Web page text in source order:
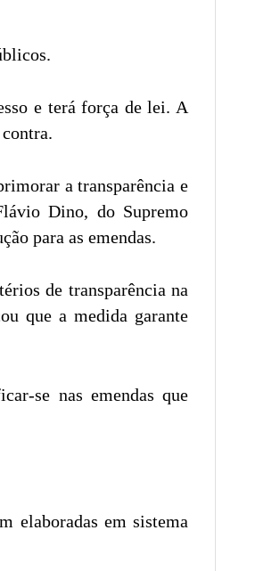
e terá força de lei. A
a transparência e
Dino, do Supremo
para as emendas.
de transparência na
que a medida garante
se nas emendas que
elaboradas em sistema